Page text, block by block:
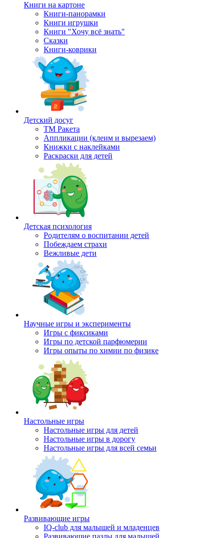
Книги на картоне
Книги-панорамки
Книги игрушки
Книги "Хочу всё знать"
Сказки
Книги-коврики
Детский досуг
ТМ Ракета
Аппликации (клеим и вырезаем)
Книжки с наклейками
Раскраски для детей
Детская психология
Родителям о воспитании детей
Побеждаем страхи
Вежливые дети
Научные игры и эксперименты
Игры с фиксиками
Игры по детской парфюмерии
Игры опыты по химии по физике
Настольные игры
Настольные игры для детей
Настольные игры в дорогу
Настольные игры для всей семьи
Развивающие игры
IQ-club для малышей и младенцев
Развивающие пазлы для малышей